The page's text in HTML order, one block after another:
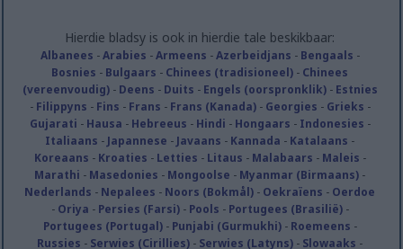
Hierdie bladsy is ook in hierdie tale beskikbaar:
Albanees -Arabies -Armeens -Azerbeidjans - Bengaals -
Bosnies - Bulgaars - Chinees (tradisioneel) - Chinees
(vereenvoudig)- Deens - Duits - Engels (oorspronklik)- Estnies
- Filippyns - Fins - Frans - Frans (Kanada)- Georgies - Grieks -
Gujarati - Hausa - Hebreeus - Hindi - Hongaars - Indonesies -
Italiaans - Japannese - Javaans - Kannada - Katalaans -
Koreaans - Kroaties - Letties - Litaus - Malabaars - Maleis -
Marathi - Masedonies - Mongoolse - Myanmar (Birmaans) -
Nederlands - Nepalees - Noors (Bokmål) - Oekraïens - Oerdoe
- Oriya - Persies (Farsi)- Pools - Portugees (Brasilië)-
Portugees (Portugal)- Punjabi (Gurmukhi)- Roemeens -
Russies - Serwies (Cirillies) - Serwies (Latyns) - Slowaaks -